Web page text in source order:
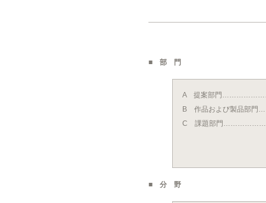
■ 部 門
A 提案部門…………………製
B 作品および製品部門
C 課題部門…………………製
■ 分 野